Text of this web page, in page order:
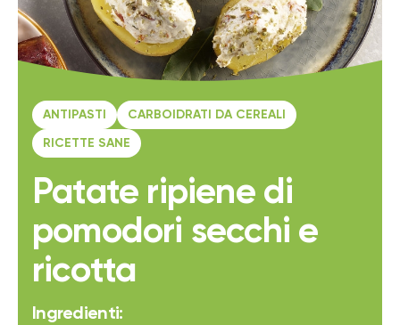
ANTIPASTI CARBOIDRATI DA CEREALI
RICETTE SANE
Patate ripiene di
pomodori secchi e
ricotta
Ingredienti: